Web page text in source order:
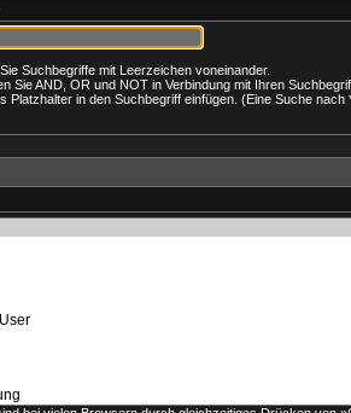
Suchbegriffe mit Leerzeichen voneinander.
Sie AND, OR und NOT in Verbindung mit Ihren
Platzhalter in den Suchbegriff einfügen. (Eine Suche